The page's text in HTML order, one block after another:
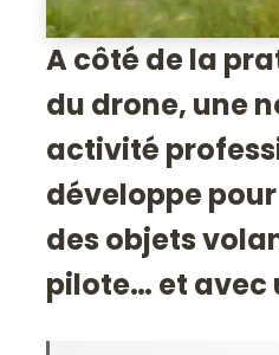
A côté de la
du drone, une
activité
développe
des objets
pilote… et avec